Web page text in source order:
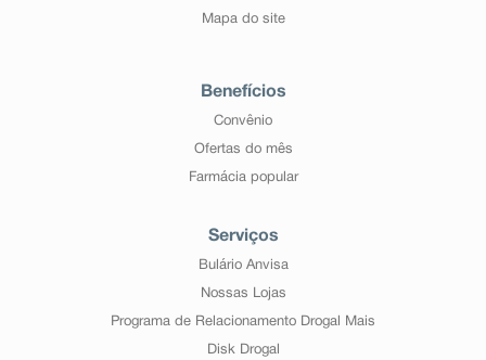
Mapa do site
Benefícios
Convênio
Ofertas do mês
Farmácia popular
Serviços
Bulário Anvisa
Nossas Lojas
Programa de Relacionamento Drogal Mais
Disk Drogal